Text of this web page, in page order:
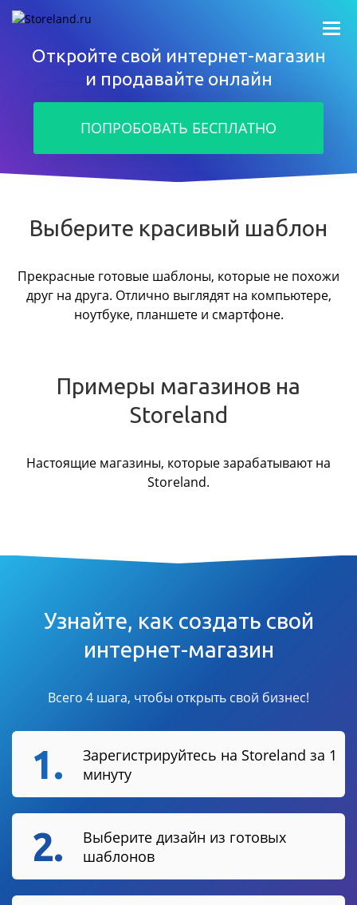
Откройте свой интернет-магазин
и продавайте онлайн
ПОПРОБОВАТЬ БЕСПЛАТНО
Выберите красивый шаблон
Прекрасные готовые шаблоны, которые не похожи
друг на друга. Отлично выглядят на компьютере,
ноутбуке, планшете и смартфоне.
Примеры магазинов на
Storeland
Настоящие магазины, которые зарабатывают на
Storeland.
Узнайте, как создать свой
интернет-магазин
Всего 4 шага, чтобы открыть свой бизнес!
1.
Зарегистрируйтесь на Storeland за 1
минуту
2.
Выберите дизайн из готовых
шаблонов